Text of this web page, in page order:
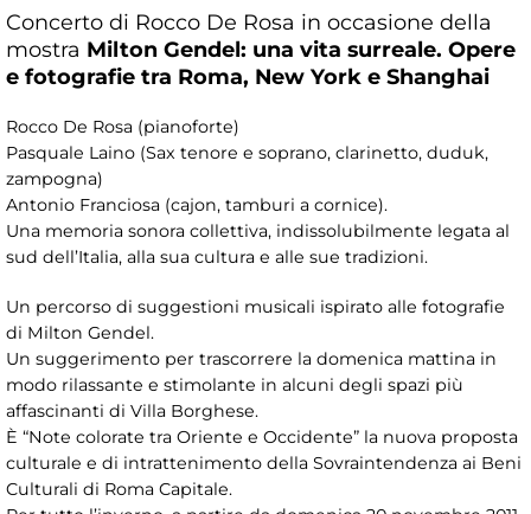
Concerto di Rocco De Rosa in occasione della
mostra Milton Gendel: una vita surreale. Opere
e fotografie tra Roma, New York e Shanghai
Rocco De Rosa (pianoforte)
Pasquale Laino (Sax tenore e soprano, clarinetto, duduk,
zampogna)
Antonio Franciosa (cajon, tamburi a cornice).
Una memoria sonora collettiva, indissolubilmente legata al
sud dell’Italia, alla sua cultura e alle sue tradizioni.
Un percorso di suggestioni musicali ispirato alle fotografie
di Milton Gendel.
Un suggerimento per trascorrere la domenica mattina in
modo rilassante e stimolante in alcuni degli spazi più
affascinanti di Villa Borghese.
È “Note colorate tra Oriente e Occidente” la nuova proposta
culturale e di intrattenimento della Sovraintendenza ai Beni
Culturali di Roma Capitale.